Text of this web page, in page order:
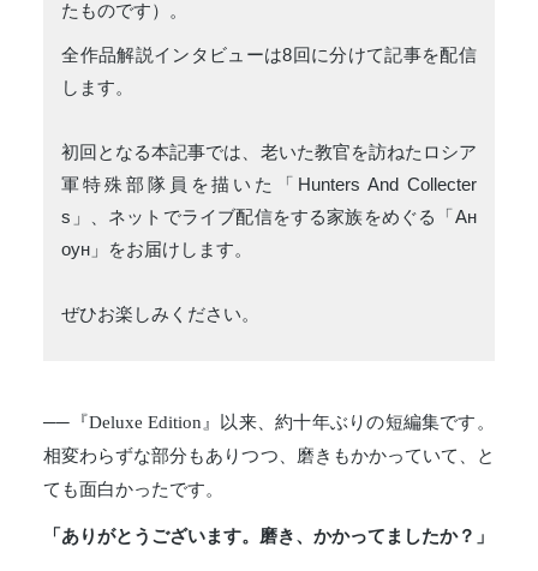
たものです）。
全作品解説インタビューは8回に分けて記事を配信
します。
初回となる本記事では、老いた教官を訪ねたロシア
軍特殊部隊員を描いた「Hunters And Collecter
s」、ネットでライブ配信をする家族をめぐる「Ан
оун」をお届けします。
ぜひお楽しみください。
──『Deluxe Edition』以来、約十年ぶりの短編集です。
相変わらずな部分もありつつ、磨きもかかっていて、と
ても面白かったです。
「ありがとうございます。磨き、かかってましたか？」